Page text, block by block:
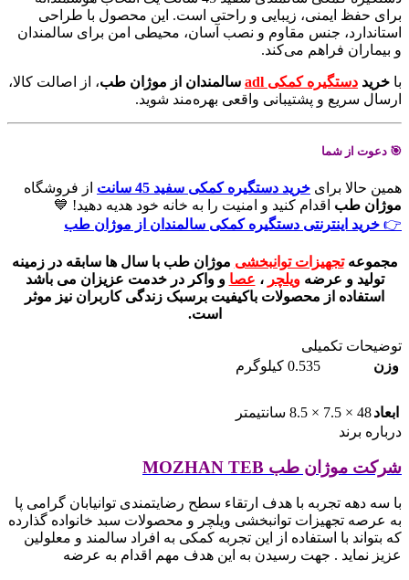
برای حفظ ایمنی، زیبایی و راحتی است. این محصول با طراحی
استاندارد، جنس مقاوم و نصب آسان، محیطی امن برای سالمندان
و بیماران فراهم می‌کند.
با خرید دستگیره کمکی adl سالمندان از موژان طب، از اصالت کالا،
ارسال سریع و پشتیبانی واقعی بهره‌مند شوید.
🎯 دعوت از شما
همین حالا برای خرید دستگیره کمکی سفید 45 سانت
از فروشگاه
موژان طب اقدام کنید و امنیت را به خانه خود هدیه دهید! 💙
👉 خرید اینترنتی دستگیره کمکی سالمندان از موژان طب
مجموعهتجهیزات توانبخشی موژان طب با سال ها سابقه در زمینه
تولید و عرضهویلچر ، عصا و واکر در خدمت عزیزان می باشد
استفاده از محصولات باکیفیت برسبک زندگی کاربران نیز موثر
است.
توضیحات تکمیلی
وزن
0.535 کیلوگرم
ابعاد48 × 7.5 × 8.5 سانتیمتر
درباره برند
شرکت موژان طب MOZHAN TEB
با سه دهه تجربه با هدف ارتقاء سطح رضایتمندی توانیابان گرامی پا
به عرصه تجهیزات توانبخشی ویلچر و محصولات سبد خانواده گذارده
که بتواند با استفاده از این تجربه کمکی به افراد سالمند و معلولین
عزیز نماید . جهت رسیدن به این هدف مهم اقدام به عرضه